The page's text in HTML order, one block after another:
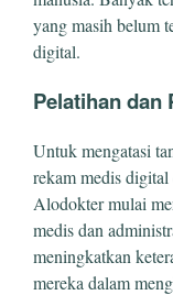
yang masih belum
digital.
Pelatihan dan
Untuk mengatasi
rekam medis
Alodokter mulai
medis dan
meningkatkan
mereka dalam